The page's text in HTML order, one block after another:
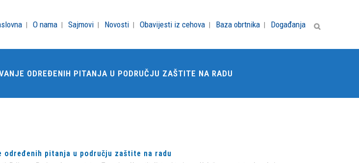
O nama Sajmovi Novosti Obavijesti iz cehova Baza obrtnika Događanja
ODREĐENIH PITANJA U PODRUČJU ZAŠTITE NA RADU
pitanja u području zaštite na radu